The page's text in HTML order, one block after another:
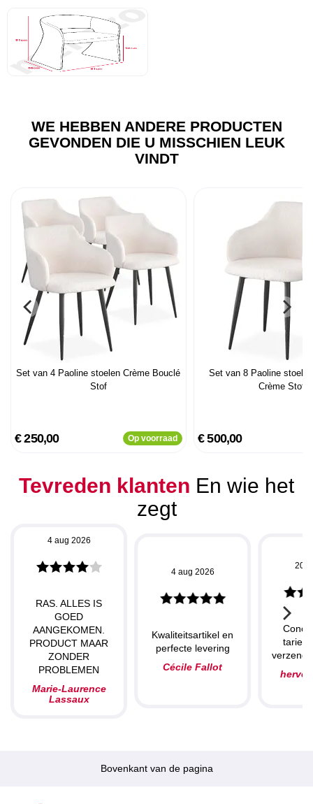
WE HEBBEN ANDERE PRODUCTEN
GEVONDEN DIE U MISSCHIEN LEUK
VINDT
Set van 4 Paoline stoelen Crème Bouclé
Stof
€ 250,00 Op voorraad
Set van 8 Paoline
Crème Stof
€ 500,00
Tevreden klanten En wie het
zegt
4 aug 2026
RAS. ALLES IS
GOED
AANGEKOMEN.
PRODUCT MAAR
ZONDER
PROBLEMEN
Marie-Laurence
Lassaux
4 aug 2026
Kwaliteitsartikel en
perfecte levering
Cécile Fallot
20
herve
Bovenkant van de pagina